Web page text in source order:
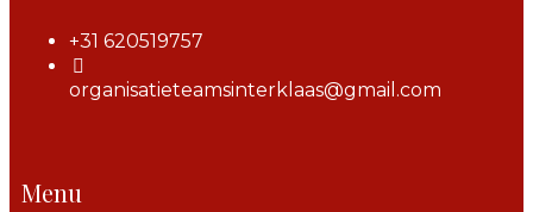
+31 620519757
organisatieteamsinterklaas@gmail.com
Menu